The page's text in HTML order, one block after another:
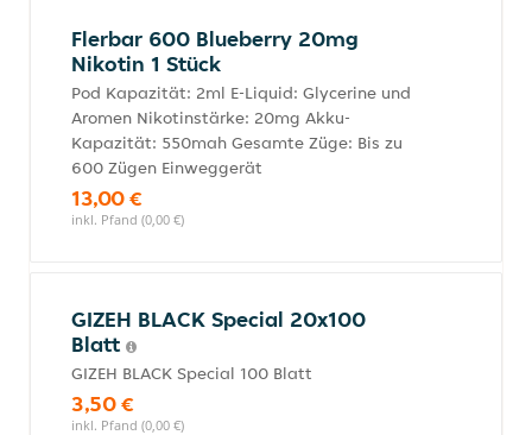
Flerbar 600 Blueberry 20mg
Nikotin 1 Stück
Pod Kapazität: 2ml E-Liquid: Glycerine und
Aromen Nikotinstärke: 20mg Akku-
Kapazität: 550mah Gesamte Züge: Bis zu
600 Zügen Einweggerät
13,00 €
inkl. Pfand (0,00 €)
GIZEH BLACK Special 20x100
Blatt
GIZEH BLACK Special 100 Blatt
3,50 €
inkl. Pfand (0,00 €)